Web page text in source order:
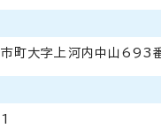
町大字上河内中山693